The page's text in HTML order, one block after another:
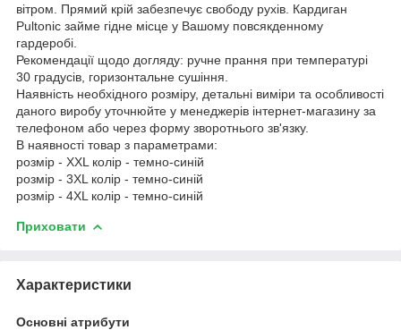
вітром. Прямий крій забезпечує свободу рухів. Кардиган
Pultonic займе гідне місце у Вашому повсякденному
гардеробі.
Рекомендації щодо догляду: ручне прання при температурі
30 градусів, горизонтальне сушіння.
Наявність необхідного розміру, детальні виміри та особливості
даного виробу уточнюйте у менеджерів інтернет-магазину за
телефоном або через форму зворотнього зв'язку.
В наявності товар з параметрами:
розмір - XXL колір - темно-синій
розмір - 3XL колір - темно-синій
розмір - 4XL колір - темно-синій
Приховати
Характеристики
Основні атрибути